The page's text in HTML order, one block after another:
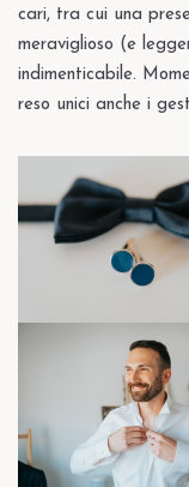
Facebook
Instagram
WhatsApp
Email
cari, tra cui una
meraviglioso (e
indimenticabile.
reso unici anche i